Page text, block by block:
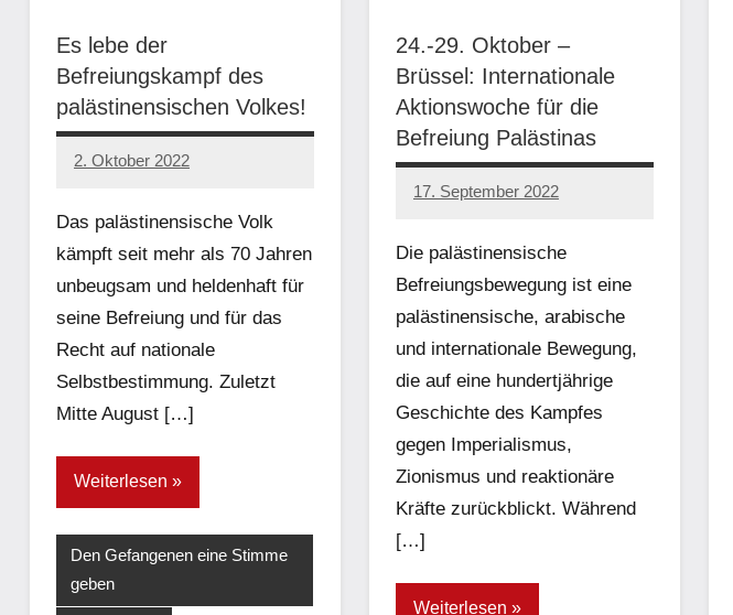
Es lebe der
Befreiungskampf des
palästinensischen Volkes!
2. Oktober 2022
network
Das palästinensische Volk
kämpft seit mehr als 70 Jahren
unbeugsam und heldenhaft für
seine Befreiung und für das
Recht auf nationale
Selbstbestimmung. Zuletzt
Mitte August […]
Weiterlesen
Den Gefangenen eine Stimme
geben
24.-29. Oktober –
Brüssel: Internationale
Aktionswoche für die
Befreiung Palästinas
17. September 2022
network
Die palästinensische
Befreiungsbewegung ist eine
palästinensische, arabische
und internationale Bewegung,
die auf eine hundertjährige
Geschichte des Kampfes
gegen Imperialismus,
Zionismus und reaktionäre
Kräfte zurückblickt. Während
[…]
Weiterlesen